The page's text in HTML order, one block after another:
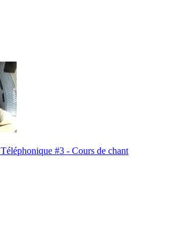
#3 - Cours de chant